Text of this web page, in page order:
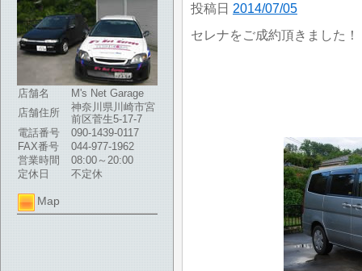
店舗名
M's Net Garage
店舗住所
神奈川県川崎市宮
前区菅生5-17-7
電話番号
090-1439-0117
FAX番号
044-977-1962
営業時間
08:00～20:00
定休日
不定休
Map
投稿日 2014/07/05
セレナをご成約頂きました！